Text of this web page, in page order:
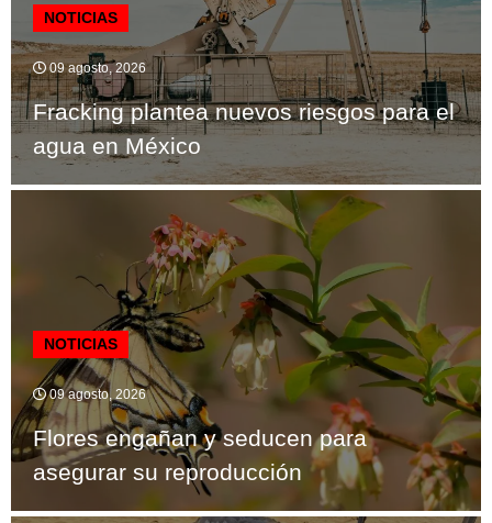
NOTICIAS
09 agosto, 2026
Fracking plantea nuevos riesgos para el
agua en México
NOTICIAS
09 agosto, 2026
Flores engañan y seducen para
asegurar su reproducción